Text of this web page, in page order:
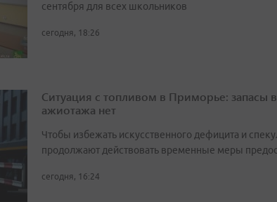
сентября для всех школьников
сегодня, 18:26
Ситуация с топливом в Приморье: запасы
ажиотажа нет
Чтобы избежать искусственного дефицита и
продолжают действовать временные меры
сегодня, 16:24